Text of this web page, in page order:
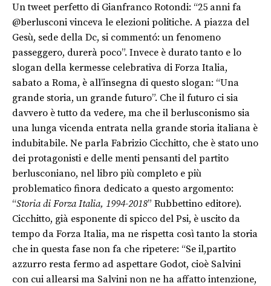
Un tweet perfetto di Gianfranco Rotondi: “25 anni fa
@berlusconi vinceva le elezioni politiche. A piazza del
Gesù, sede della Dc, si commentó: un fenomeno
passeggero, durerà poco”. Invece è durato tanto e lo
slogan della kermesse celebrativa di Forza Italia,
sabato a Roma, è all’insegna di questo slogan: “Una
grande storia, un grande futuro”. Che il futuro ci sia
davvero è tutto da vedere, ma che il berlusconismo sia
una lunga vicenda entrata nella grande storia italiana è
indubitabile. Ne parla Fabrizio Cicchitto, che è stato uno
dei protagonisti e delle menti pensanti del partito
berlusconiano, nel libro più completo e più
problematico finora dedicato a questo argomento:
“Storia di Forza Italia, 1994-2018” Rubbettino editore).
Cicchitto, già esponente di spicco del Psi, è uscito da
tempo da Forza Italia, ma ne rispetta così tanto la storia
che in questa fase non fa che ripetere: “Se il,partito
azzurro resta fermo ad aspettare Godot, cioè Salvini
con cui allearsi ma Salvini non ne ha affatto intenzione,